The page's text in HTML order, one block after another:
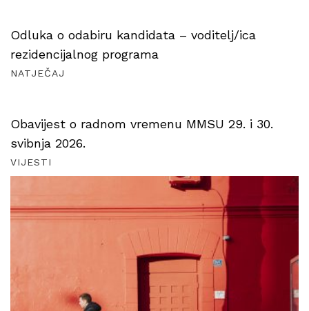
Odluka o odabiru kandidata – voditelj/ica
rezidencijalnog programa
NATJEČAJ
Obavijest o radnom vremenu MMSU 29. i 30.
svibnja 2026.
VIJESTI